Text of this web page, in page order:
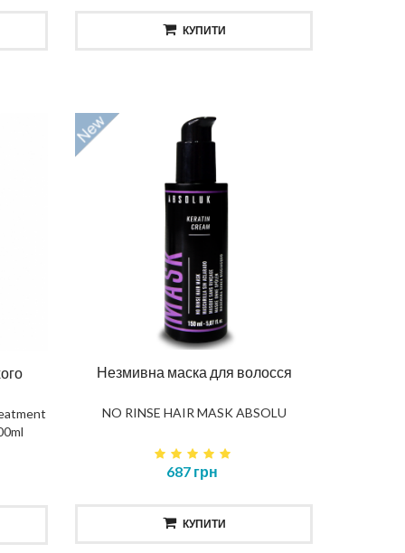
КУПИТИ
Незмивна маска для волосся
NO RINSE HAIR MASK ABSOLU
687 грн
КУПИТИ